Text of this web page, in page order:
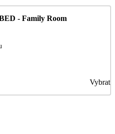
- Family Room
Vybrat